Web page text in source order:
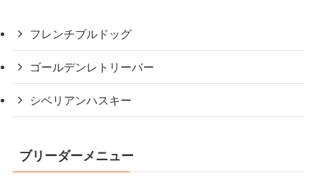
フレンチブルドッグ
ゴールデンレトリーバー
シベリアンハスキー
ブリーダーメニュー